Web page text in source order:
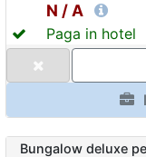
N / A
Paga in hotel
Bungalow deluxe